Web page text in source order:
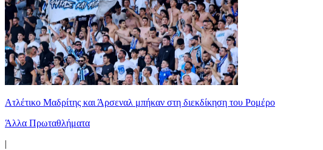
Ατλέτικο Μαδρίτης και Άρσεναλ μπήκαν στη διεκδίκηση του Ρομέρο
Άλλα Πρωταθλήματα
|